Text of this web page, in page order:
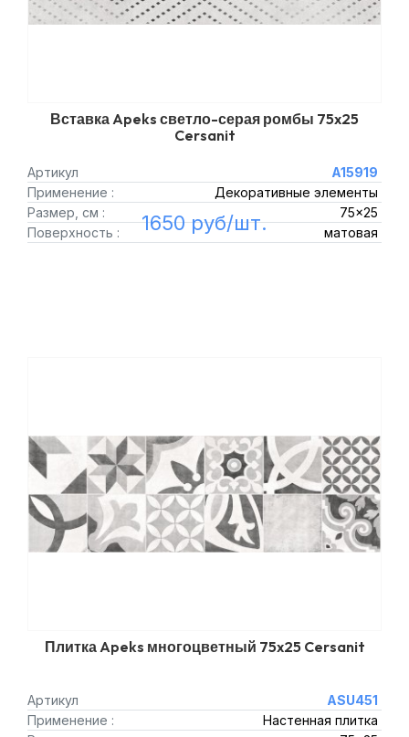
Вставка Apeks светло-серая ромбы 75x25
Cersanit
Артикул
A15919
Применение :
Декоративные элементы
Размер, см :
75x25
Поверхность :
матовая
1650 руб/шт.
Плитка Apeks многоцветный 75x25 Cersanit
Артикул
ASU451
Применение :
Настенная плитка